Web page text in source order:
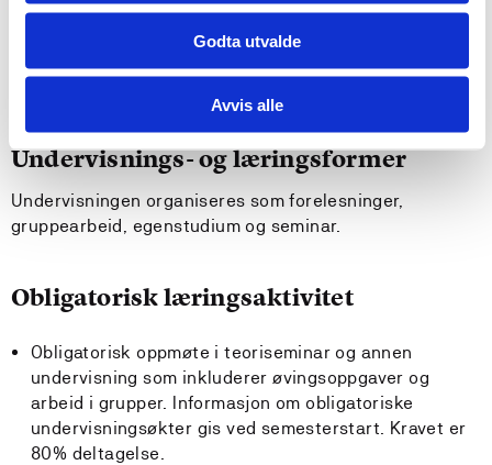
Godta utvalde
Avvis alle
Anbefalte forkunnskaper
Undervisnings- og læringsformer
Undervisningen organiseres som forelesninger,
gruppearbeid, egenstudium og seminar.
Obligatorisk læringsaktivitet
Obligatorisk oppmøte i teoriseminar og annen
undervisning som inkluderer øvingsoppgaver og
arbeid i grupper. Informasjon om obligatoriske
undervisningsøkter gis ved semesterstart. Kravet er
80% deltagelse.